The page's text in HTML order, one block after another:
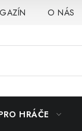
O NÁS
HRÁČE